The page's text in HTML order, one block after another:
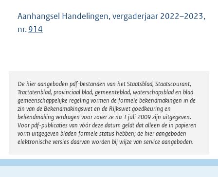
Aanhangsel Handelingen, vergaderjaar 2022–2023,
nr.914
Disclaimer
De hier aangeboden pdf-bestanden van het Staatsblad, Staatscourant,
Tractatenblad, provinciaal blad, gemeenteblad, waterschapsblad en blad
gemeenschappelijke regeling vormen de formele bekendmakingen in de
zin van de Bekendmakingswet en de Rijkswet goedkeuring en
bekendmaking verdragen voor zover ze na 1 juli 2009 zijn uitgegeven.
Voor pdf-publicaties van vóór deze datum geldt dat alleen de in papieren
vorm uitgegeven bladen formele status hebben; de hier aangeboden
elektronische versies daarvan worden bij wijze van service aangeboden.